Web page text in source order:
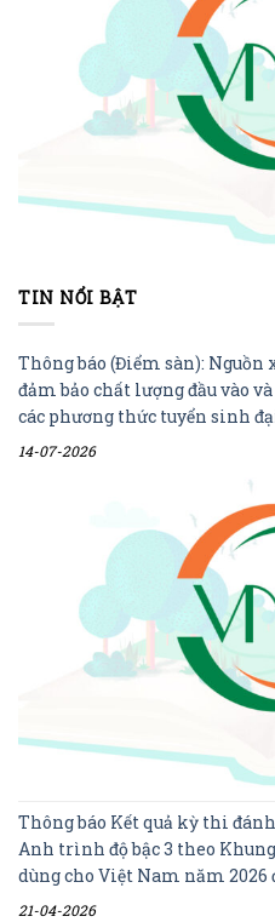
TIN NỔI BẬT
Thông báo (Điểm sàn): Nguồn
đảm bảo chất lượng đầu vào
các phương thức tuyển sinh
14-07-2026
Thông báo Kết quả kỳ thi
Anh trình độ bậc 3 theo
dùng cho Việt Nam năm 2026
21-04-2026